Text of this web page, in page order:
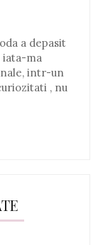
a depasit
iata-ma
intr-un
, nu